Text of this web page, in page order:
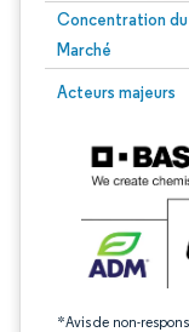
Concentration du
Marché
Acteurs majeurs
*Avis de non-
Image © Mordor